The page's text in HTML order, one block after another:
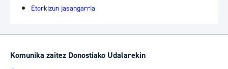
Etorkizun jasangarria
Komunika zaitez Donostiako Udalarekin